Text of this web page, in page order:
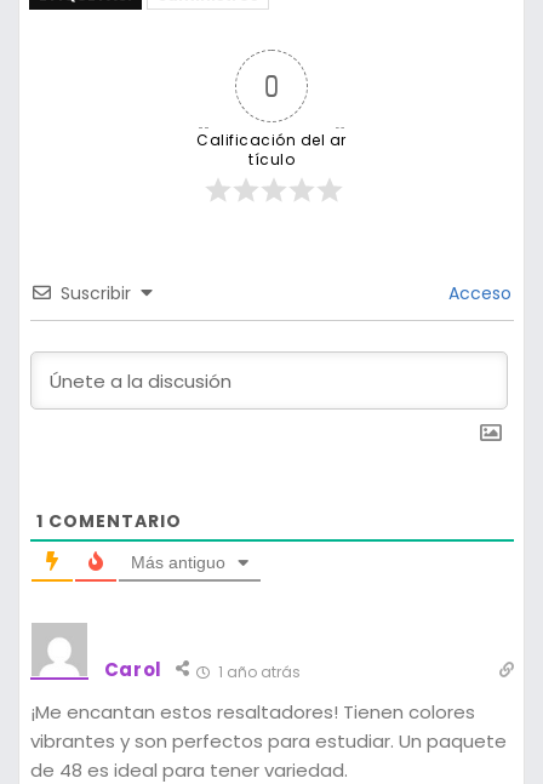
0
Calificación del ar
tículo
Suscribir Acceso
1 COMENTARIO
Más antiguo
Carol 1 año atrás
¡Me encantan estos resaltadores! Tienen colores
vibrantes y son perfectos para estudiar. Un paquete
de 48 es ideal para tener variedad.